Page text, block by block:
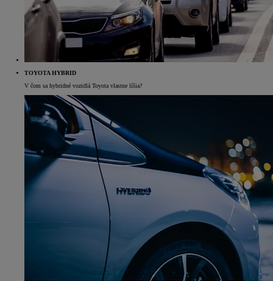
TOYOTA HYBRID
V čom sa hybridné vozidlá Toyota vlastne líšia?